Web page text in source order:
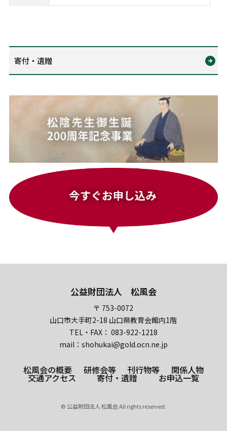
寄付・遺贈
公益財団法人 松風会
〒 753-0072
山口市大手町2-18 山口県教育会館内1階
TEL・FAX： 083-922-1218
mail：shohukai@gold.ocn.ne.jp
松風会の概要 研修会等 刊行物等 関係人物
交通アクセス 寄付・遺贈 お申込一覧
© 公益財団法人 松風会 All rights reserved.